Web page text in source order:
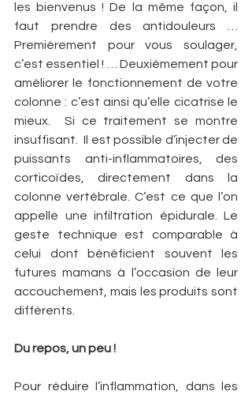
les bienvenus ! De la même façon, il
faut prendre des antidouleurs …
Premièrement pour vous soulager,
c’est essentiel ! … Deuxièmement pour
améliorer le fonctionnement de votre
colonne : c’est ainsi qu’elle cicatrise le
mieux.  Si ce traitement se montre
insuffisant.  Il est possible d’injecter de
puissants anti-inflammatoires, des
corticoïdes, directement dans la
colonne vertébrale. C’est ce que l’on
appelle une infiltration épidurale. Le
geste technique est comparable à
celui dont bénéficient souvent les
futures mamans à l’occasion de leur
accouchement, mais les produits sont
différents.
Du repos, un peu !
Pour réduire l’inflammation, dans les